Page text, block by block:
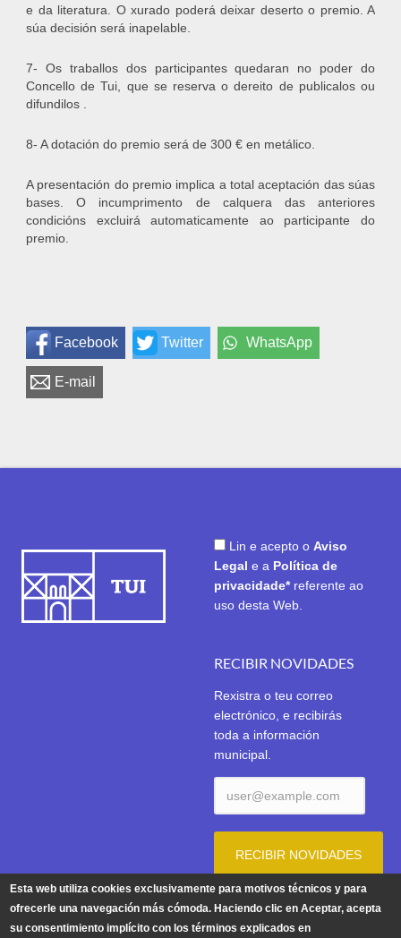
e da literatura. O xurado poderá deixar deserto o premio. A
súa decisión será inapelable.
7- Os traballos dos participantes quedaran no poder do
Concello de Tui, que se reserva o dereito de publicalos ou
difundilos .
8- A dotación do premio será de 300 € en metálico.
A presentación do premio implica a total aceptación das súas
bases. O incumprimento de calquera das anteriores
condicións excluirá automaticamente ao participante do
premio.
Facebook Twitter WhatsApp
E-mail
Lin e acepto o Aviso
Legal e a Política de
privacidade* referente ao
uso desta Web.
RECIBIR NOVIDADES
Rexistra o teu correo
electrónico, e recibirás
toda a información
municipal.
Esta web utiliza cookies exclusivamente para motivos técnicos y para
ofrecerle una navegación más cómoda. Haciendo clic en Aceptar, acepta
su consentimiento implícito con los términos explicados en